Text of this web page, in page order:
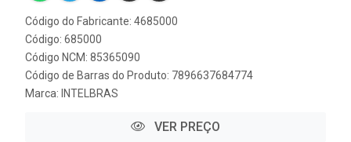
Código do Fabricante: 4685000
Código: 685000
Código NCM: 85365090
Código de Barras do Produto: 7896637684774
Marca: INTELBRAS
VER PREÇO